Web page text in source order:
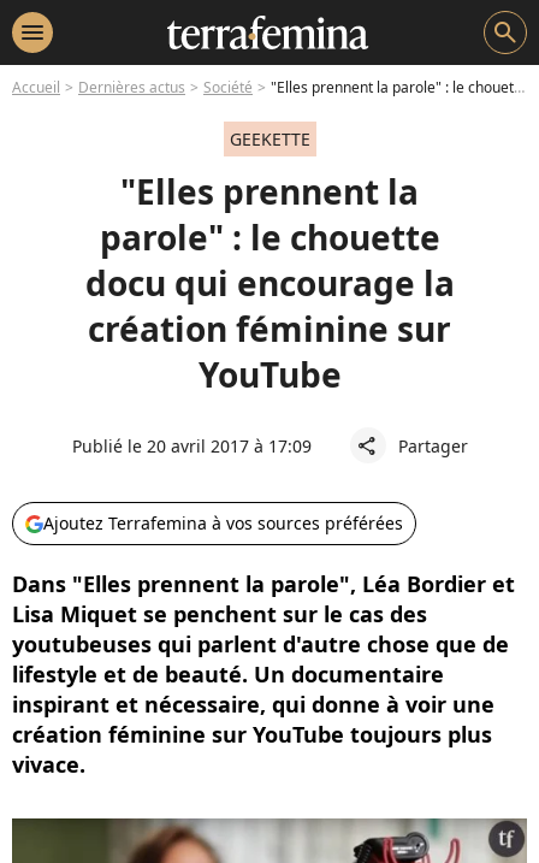
menu search
Accueil Dernières actus Société "Elles prennent la parole" : le chouette docu qui encourage la création féminine sur YouTube
GEEKETTE
"Elles prennent la
parole" : le chouette
docu qui encourage la
création féminine sur
YouTube
Publié le 20 avril 2017 à 17:09 share Partager
Ajoutez Terrafemina à vos sources préférées
Dans "Elles prennent la parole", Léa Bordier et
Lisa Miquet se penchent sur le cas des
youtubeuses qui parlent d'autre chose que de
lifestyle et de beauté. Un documentaire
inspirant et nécessaire, qui donne à voir une
création féminine sur YouTube toujours plus
vivace.